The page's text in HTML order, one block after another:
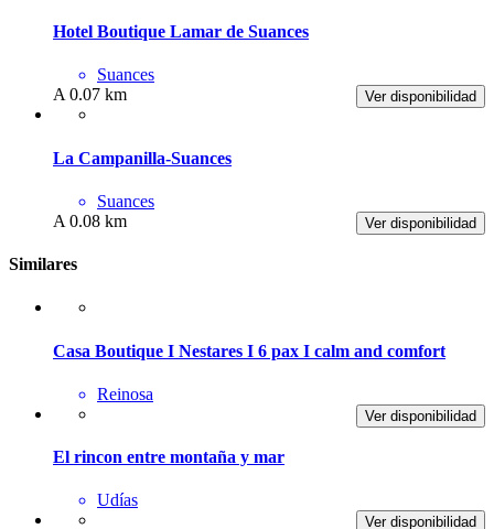
Hotel Boutique Lamar de Suances
Suances
Ver disponibilidad
A 0.07 km
La Campanilla-Suances
Suances
Ver disponibilidad
A 0.08 km
Similares
Casa Boutique I Nestares I 6 pax I calm and comfort
Reinosa
Ver disponibilidad
El rincon entre montaña y mar
Udías
Ver disponibilidad